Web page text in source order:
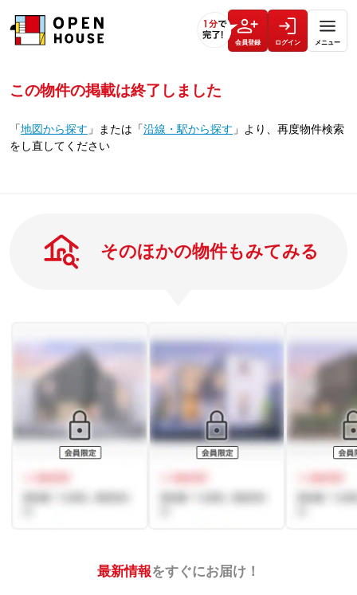
会員登録 ログイン メニュー
この物件の掲載は終了しました
「地図から探す 」 または 「沿線・駅から探す 」 より、再度物件検索
をし直してください
そのほかの物件もみてみる
最新情報をすぐにお届け！